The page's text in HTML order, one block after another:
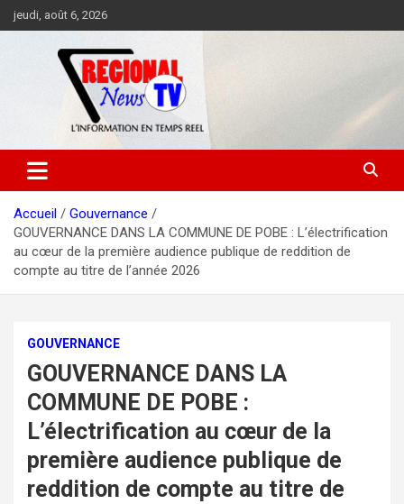
Aller
au
jeudi, août 6, 2026
Accueil
Gouvernance
GOUVERNANCE DANS LA COMMUNE DE POBE : L’électrification
au cœur de la première audience publique de reddition de
compte au titre de l’année 2026
GOUVERNANCE
GOUVERNANCE DANS LA
COMMUNE DE POBE :
L’électrification au cœur de la
première audience publique de
reddition de compte au titre de